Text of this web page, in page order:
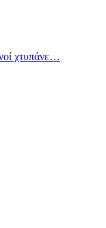
χτυπάνε…